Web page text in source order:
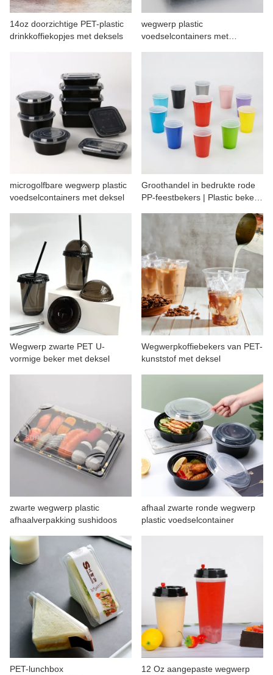
CONTACT MET ONS
14oz doorzichtige PET-plastic
drinkkoffiekopjes met deksels
wegwerp plastic
voedselcontainers met
microgolfbare wegwerp plastic
voedselcontainers met deksel
Groothandel in bedrukte rode
PP-feestbekers | Plastic bekers
Wegwerp zwarte PET U-
vormige beker met deksel
Wegwerpkoffiebekers van PET-
kunststof met deksel
zwarte wegwerp plastic
afhaalverpakking sushidoos
afhaal zwarte ronde wegwerp
plastic voedselcontainer
PET-lunchbox
12 Oz aangepaste wegwerp